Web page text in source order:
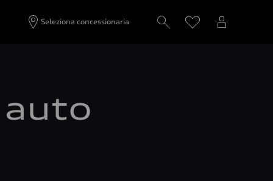
Seleziona concessionaria